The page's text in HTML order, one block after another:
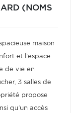
(NOMS
maison
et l'espace
de vie en
3 salles de
propose
qu'un accès